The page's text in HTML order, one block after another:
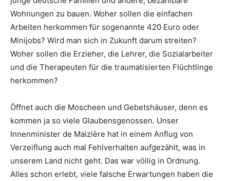
Wohnungen zu bauen. Woher sollen die einfachen
Arbeiten herkommen für sogenannte 420 Euro oder
Minijobs? Wird man sich in Zukunft darum streiten?
Woher sollen die Erzieher, die Lehrer, die Sozialarbeiter
und die Therapeuten für die traumatisierten Flüchtlinge
herkommen?
Öffnet auch die Moscheen und Gebetshäuser, denn es
kommen ja so viele Glaubensgenossen. Unser
Innenminister de Maizière hat in einem Anflug von
Verzeiflung auch mal Fehlverhalten aufgezählt, was in
unserem Land nicht geht. Das war völlig in Ordnung.
Alles schon erlebt, viele falsche Erwartungen haben die